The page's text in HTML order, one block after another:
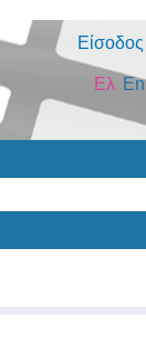
Είσοδος
En
Ελ